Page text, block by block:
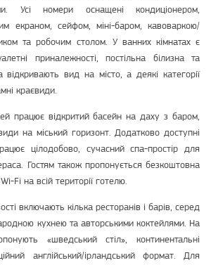
Усі номери оснащені кондиціонером,
екраном, сейфом, міні-баром, кавоваркою/
та робочим столом. У ванних кімнатах є
приналежності, постільна білизна та
відкривають вид на місто, а деякі категорії
краєвиди.
працює відкритий басейн на даху з баром,
на міський горизонт. Додатково доступні
цілодобово, сучасний спа-простір для
Гостям також пропонується безкоштовна
Fi на всій території готелю.
включають кілька ресторанів і барів, серед
кухнею та авторськими коктейлями. На
«шведський стіл», континентальні
англійський/ірландський формат. Для